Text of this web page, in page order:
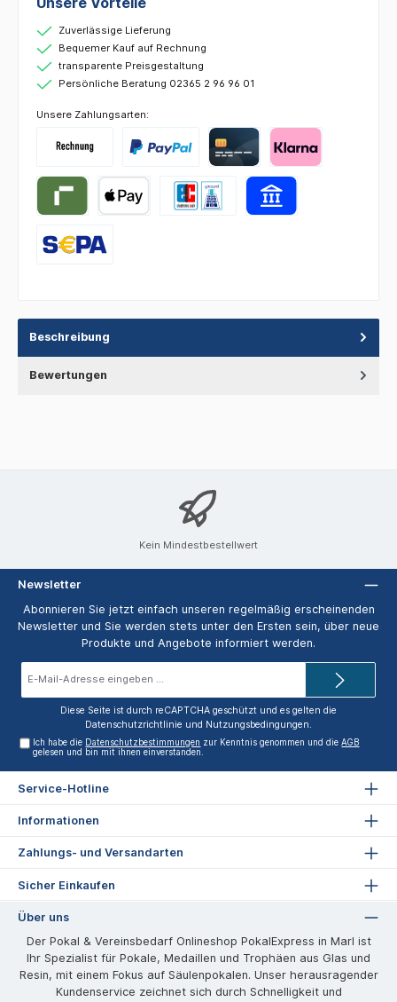
Zuverlässige Lieferung
Bequemer Kauf auf Rechnung
transparente Preisgestaltung
Persönliche Beratung 02365 2 96 96 01
Unsere Zahlungsarten:
Beschreibung
Bewertungen
Kein Mindestbestellwert
Newsletter
Abonnieren Sie jetzt einfach unseren regelmäßig erscheinenden
Newsletter und Sie werden stets unter den Ersten sein, über neue
Produkte und Angebote informiert werden.
Diese Seite ist durch reCAPTCHA geschützt und es gelten die
Datenschutzrichtlinie und Nutzungsbedingungen.
Ich habe die Datenschutzbestimmungen zur Kenntnis genommen und dieAGB
gelesen und bin mit ihnen einverstanden.
Service-Hotline
Informationen
Zahlungs- und Versandarten
Sicher Einkaufen
Über uns
Der Pokal & Vereinsbedarf Onlineshop PokalExpress in Marl ist
Ihr Spezialist für Pokale, Medaillen und Trophäen aus Glas und
Resin, mit einem Fokus auf Säulenpokalen. Unser herausragender
Kundenservice zeichnet sich durch Schnelligkeit und